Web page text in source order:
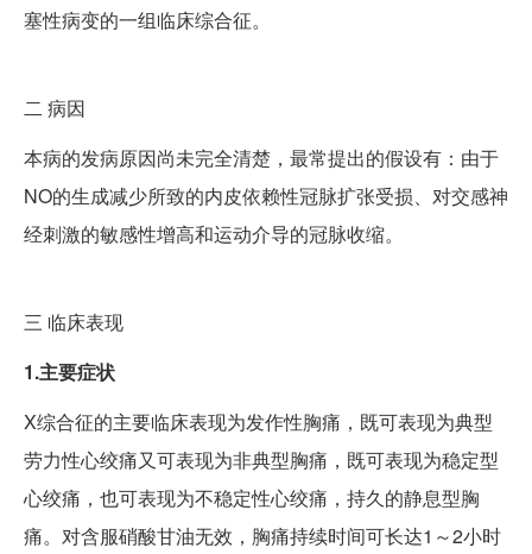
塞性病变的一组临床综合征。
二 病因
本病的发病原因尚未完全清楚，最常提出的假设有：由于
NO的生成减少所致的内皮依赖性冠脉扩张受损、对交感神
经刺激的敏感性增高和运动介导的冠脉收缩。
三 临床表现
1.主要症状
X综合征的主要临床表现为发作性胸痛，既可表现为典型
劳力性心绞痛又可表现为非典型胸痛，既可表现为稳定型
心绞痛，也可表现为不稳定性心绞痛，持久的静息型胸
痛。对含服硝酸甘油无效，胸痛持续时间可长达1～2小时